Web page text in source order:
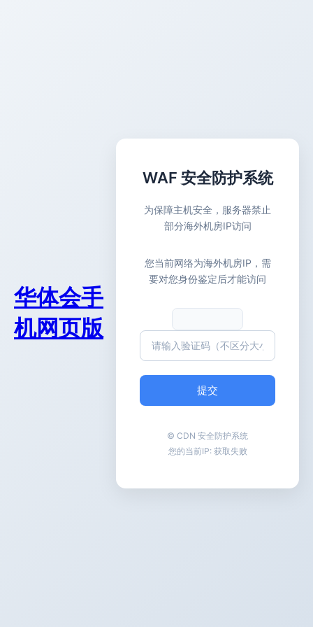
华体会手
机网页版
WAF 安全防护系统
为保障主机安全，服务器禁止
部分海外机房IP访问
您当前网络为海外机房IP，需
要对您身份鉴定后才能访问
提交
© CDN 安全防护系统
您的当前IP: 获取失败